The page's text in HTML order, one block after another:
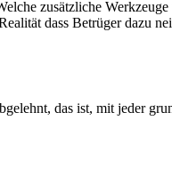
zusätzliche
dass Betrüger dazu
das ist, mit jeder